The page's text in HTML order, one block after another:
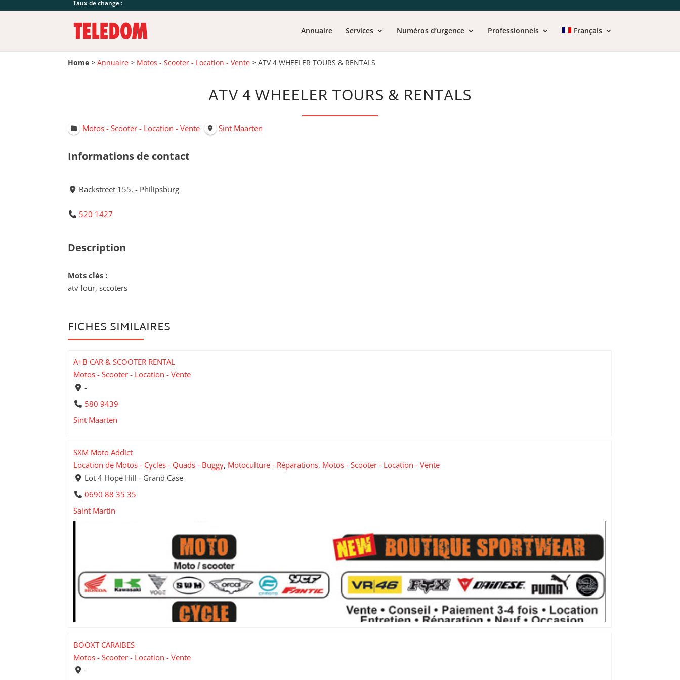
Taux de change :
Annuaire Services Numéros d’urgence Professionnels Français
Home >Annuaire > Motos - Scooter - Location - Vente >ATV 4 WHEELER TOURS & RENTALS
ATV 4 WHEELER TOURS & RENTALS
Motos - Scooter - Location - Vente Sint Maarten
Informations de contact
Backstreet 155. - Philipsburg
520 1427
Description
Mots clés :
atv four, sccoters
FICHES SIMILAIRES
A+B CAR & SCOOTER RENTAL
Motos - Scooter - Location - Vente
-
580 9439
Sint Maarten
SXM Moto Addict
Location de Motos - Cycles - Quads - Buggy, Motoculture - Réparations, Motos - Scooter - Location - Vente
Lot 4 Hope Hill - Grand Case
0690 88 35 35
Saint Martin
BOOXT CARAIBES
Motos - Scooter - Location - Vente
-